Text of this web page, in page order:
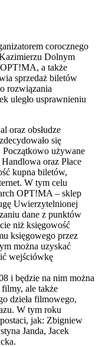
corocznego
Dolnym
a także
sprzedaż biletów
rozwiązania
uległo usprawnieniu
oraz obsłudze
się
używane
oraz Płace
kupna biletów,
W tym celu
OPT!MA – sklep
Uwierzytelnionej
dane z punktów
niż księgowość
księgowego przez
można uzyskać
wejściówkę
i będzie na nim można
ale także
dzieła filmowego,
W tym roku
jak: Zbigniew
Janda, Jacek